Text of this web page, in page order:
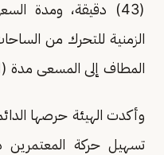
المطاف إلى المسعى مدة (11) دقيقة.
وأكدت الهيئة حرصها
تسهيل حركة المعتمرين